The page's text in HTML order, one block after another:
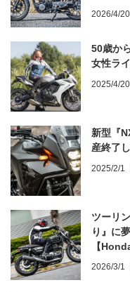
う？
2026/4/20
50歳か
女性ラ
2025/4/20
新型『
産終了
2025/2/1
ツーリ
り』に
【
ンプレ
2026/3/1